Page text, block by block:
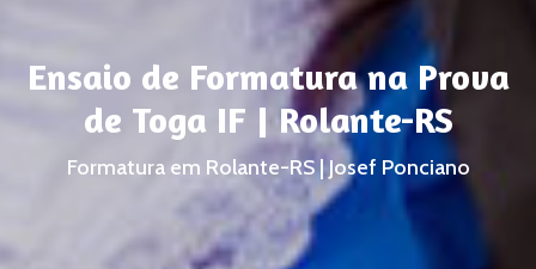
Ensaio de Formatura na Prova
de Toga IF | Rolante-RS
Formatura em Rolante-RS | Josef Ponciano